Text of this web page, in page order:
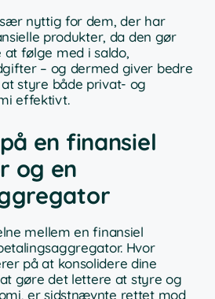
nyttig for dem, der har
produkter, da den gør
følge med i saldo,
– og dermed giver bedre
styre både privat- og
effektivt.
en finansiel
og en
mellem en finansiel
Hvor
på at konsolidere dine
gøre det lettere at styre og
er sidstnævnte rettet mod